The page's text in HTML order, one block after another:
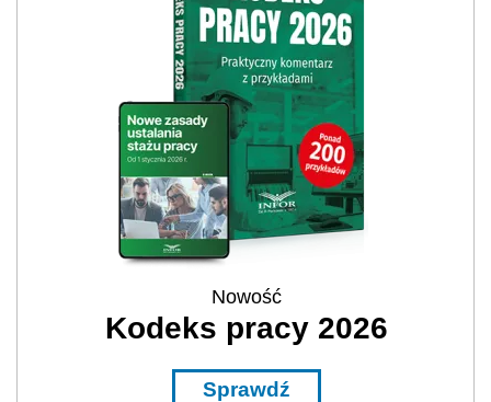
Nowość
Kodeks pracy 2026
Sprawdź